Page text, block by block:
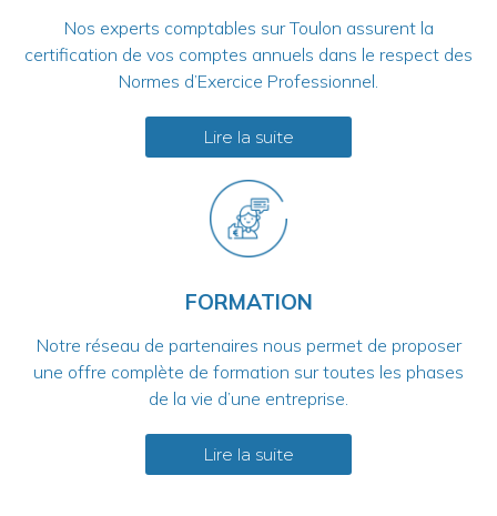
Nos experts comptables sur Toulon assurent la
certification de vos comptes annuels dans le respect des
Normes d’Exercice Professionnel.
Lire la suite
FORMATION
Notre réseau de partenaires nous permet de proposer
une offre complète de formation sur toutes les phases
de la vie d’une entreprise.
Lire la suite